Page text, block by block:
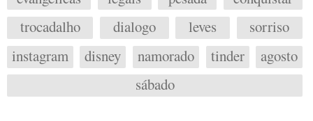
trocadalho
dialogo leves
sorriso
instagram
disney namorado tinder
agosto
sábado